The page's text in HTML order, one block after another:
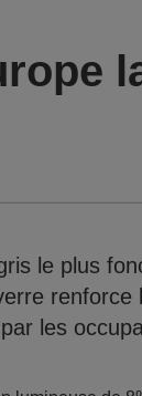
le plus
renforce
les